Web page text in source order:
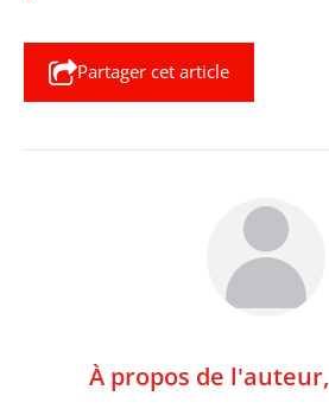
Partager cet article
À propos de l'auteur,